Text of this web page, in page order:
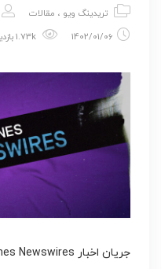
تریدینگ ویو ، مقالات
1402/01/06